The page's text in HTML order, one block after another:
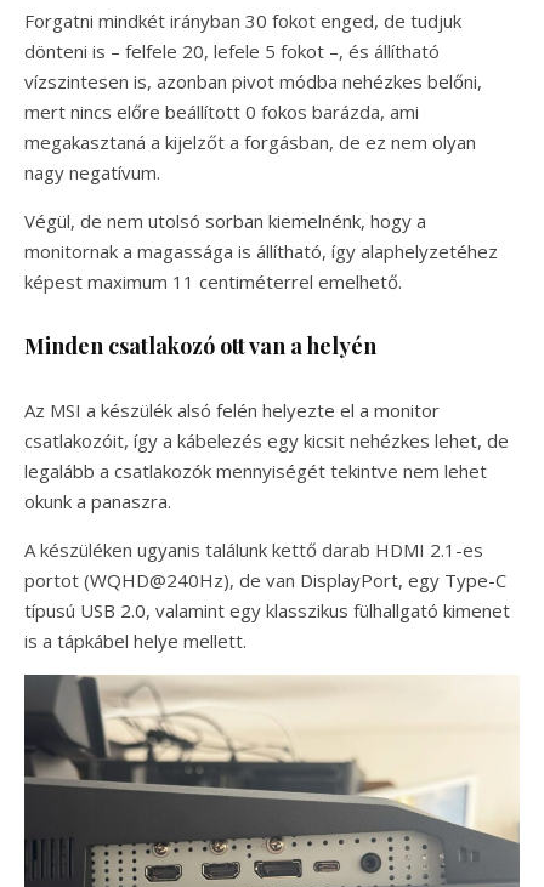
Forgatni mindkét irányban 30 fokot enged, de tudjuk
dönteni is – felfele 20, lefele 5 fokot –, és állítható
vízszintesen is, azonban pivot módba nehézkes belőni,
mert nincs előre beállított 0 fokos barázda, ami
megakasztaná a kijelzőt a forgásban, de ez nem olyan
nagy negatívum.
Végül, de nem utolsó sorban kiemelnénk, hogy a
monitornak a magassága is állítható, így alaphelyzetéhez
képest maximum 11 centiméterrel emelhető.
Minden csatlakozó ott van a helyén
Az MSI a készülék alsó felén helyezte el a monitor
csatlakozóit, így a kábelezés egy kicsit nehézkes lehet, de
legalább a csatlakozók mennyiségét tekintve nem lehet
okunk a panaszra.
A készüléken ugyanis találunk kettő darab HDMI 2.1-es
portot (WQHD@240Hz), de van DisplayPort, egy Type-C
típusú USB 2.0, valamint egy klasszikus fülhallgató kimenet
is a tápkábel helye mellett.